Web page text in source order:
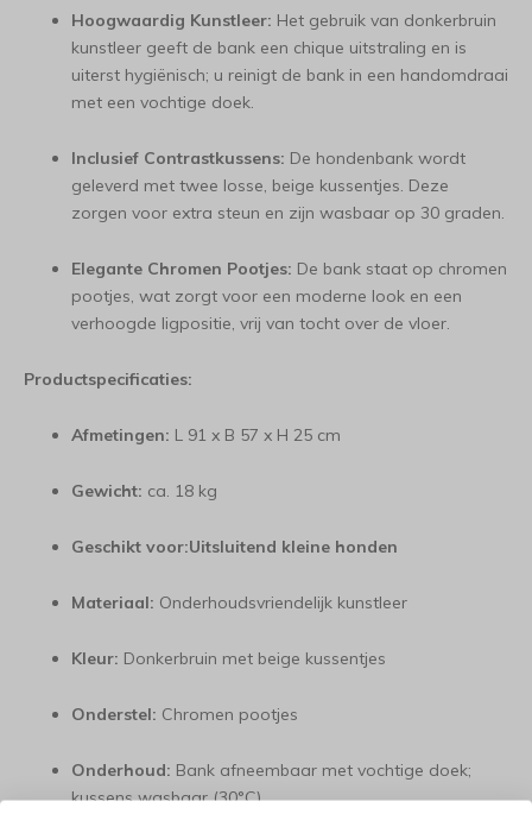
Hoogwaardig Kunstleer: Het gebruik van donkerbruin
kunstleer geeft de bank een chique uitstraling en is
uiterst hygiënisch; u reinigt de bank in een handomdraai
met een vochtige doek.
Inclusief Contrastkussens: De hondenbank wordt
geleverd met twee losse, beige kussentjes. Deze
zorgen voor extra steun en zijn wasbaar op 30 graden.
Elegante Chromen Pootjes: De bank staat op chromen
pootjes, wat zorgt voor een moderne look en een
verhoogde ligpositie, vrij van tocht over de vloer.
Productspecificaties:
Afmetingen: L 91 x B 57 x H 25 cm
Gewicht: ca. 18 kg
Geschikt voor:Uitsluitend kleine honden
Materiaal: Onderhoudsvriendelijk kunstleer
Kleur: Donkerbruin met beige kussentjes
Onderstel: Chromen pootjes
Onderhoud: Bank afneembaar met vochtige doek;
kussens wasbaar (30°C)